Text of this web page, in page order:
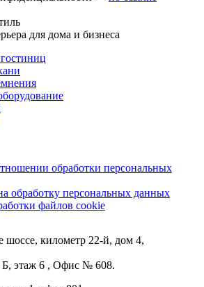
для дома и бизнеса
обработки персональных
обработку персональных данных
файлов cookie
шоссе, километр 22-й, дом 4,
этаж 6 , Офис № 608.